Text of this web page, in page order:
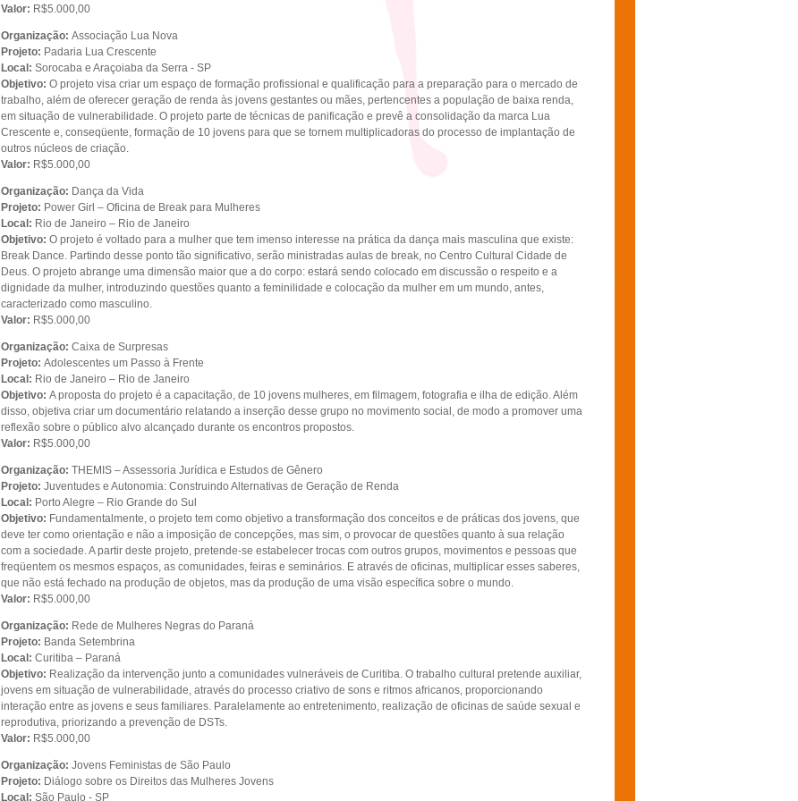
Valor: R$5.000,00
Organização: Associação Lua Nova
Projeto: Padaria Lua Crescente
Local: Sorocaba e Araçoiaba da Serra - SP
Objetivo: O projeto visa criar um espaço de formação profissional e qualificação para a preparação para o mercado de
trabalho, além de oferecer geração de renda às jovens gestantes ou mães, pertencentes a população de baixa renda,
em situação de vulnerabilidade. O projeto parte de técnicas de panificação e prevê a consolidação da marca Lua
Crescente e, conseqüente, formação de 10 jovens para que se tornem multiplicadoras do processo de implantação de
outros núcleos de criação.
Valor: R$5.000,00
Organização: Dança da Vida
Projeto: Power Girl – Oficina de Break para Mulheres
Local: Rio de Janeiro – Rio de Janeiro
Objetivo: O projeto é voltado para a mulher que tem imenso interesse na prática da dança mais masculina que existe:
Break Dance. Partindo desse ponto tão significativo, serão ministradas aulas de break, no Centro Cultural Cidade de
Deus. O projeto abrange uma dimensão maior que a do corpo: estará sendo colocado em discussão o respeito e a
dignidade da mulher, introduzindo questões quanto a feminilidade e colocação da mulher em um mundo, antes,
caracterizado como masculino.
Valor: R$5.000,00
Organização: Caixa de Surpresas
Projeto: Adolescentes um Passo à Frente
Local: Rio de Janeiro – Rio de Janeiro
Objetivo: A proposta do projeto é a capacitação, de 10 jovens mulheres, em filmagem, fotografia e ilha de edição. Além
disso, objetiva criar um documentário relatando a inserção desse grupo no movimento social, de modo a promover uma
reflexão sobre o público alvo alcançado durante os encontros propostos.
Valor: R$5.000,00
Organização: THEMIS – Assessoria Jurídica e Estudos de Gênero
Projeto: Juventudes e Autonomia: Construindo Alternativas de Geração de Renda
Local: Porto Alegre – Rio Grande do Sul
Objetivo: Fundamentalmente, o projeto tem como objetivo a transformação dos conceitos e de práticas dos jovens, que
deve ter como orientação e não a imposição de concepções, mas sim, o provocar de questões quanto à sua relação
com a sociedade. A partir deste projeto, pretende-se estabelecer trocas com outros grupos, movimentos e pessoas que
freqüentem os mesmos espaços, as comunidades, feiras e seminários. E através de oficinas, multiplicar esses saberes,
que não está fechado na produção de objetos, mas da produção de uma visão específica sobre o mundo.
Valor: R$5.000,00
Organização: Rede de Mulheres Negras do Paraná
Projeto: Banda Setembrina
Local: Curitiba – Paraná
Objetivo: Realização da intervenção junto a comunidades vulneráveis de Curitiba. O trabalho cultural pretende auxiliar,
jovens em situação de vulnerabilidade, através do processo criativo de sons e ritmos africanos, proporcionando
interação entre as jovens e seus familiares. Paralelamente ao entretenimento, realização de oficinas de saúde sexual e
reprodutiva, priorizando a prevenção de DSTs.
Valor: R$5.000,00
Organização: Jovens Feministas de São Paulo
Projeto: Diálogo sobre os Direitos das Mulheres Jovens
Local: São Paulo - SP